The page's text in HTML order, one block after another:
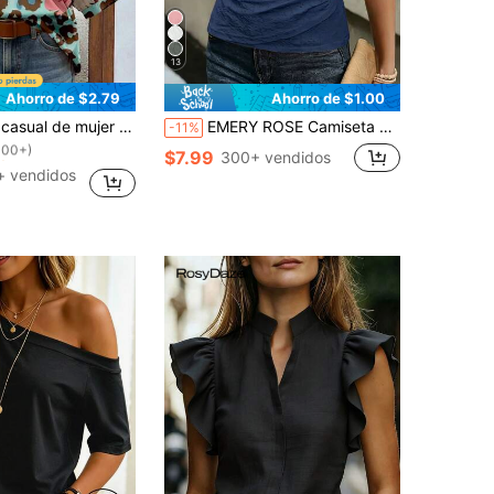
Ahorro de $2.79
con volantes, estampado de paisley y flores diminutas, para primavera/verano y vacaciones
vendidos
13
Ahorro de $1.00
-11% EMERY ROSE Camiseta envolvente de unicolor casual de verano para mujer
$7.99 300+ vendidos